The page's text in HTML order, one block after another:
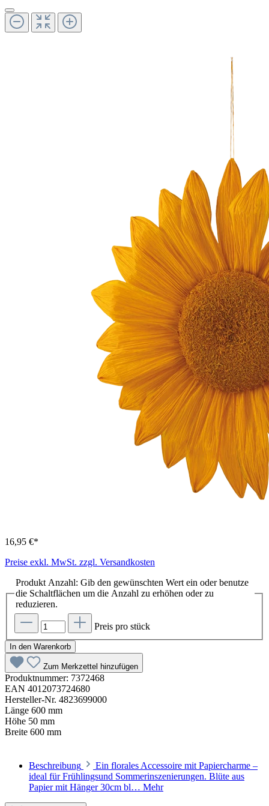
16,95 €*
Preise exkl. MwSt. zzgl. Versandkosten
Produkt Anzahl: Gib den gewünschten Wert ein oder benutze
die Schaltflächen um die Anzahl zu erhöhen oder zu
reduzieren.
Preis pro stück
In den Warenkorb
Zum Merkzettel hinzufügen
Produktnummer: 7372468
EAN 4012073724680
Hersteller-Nr. 4823699000
Länge 600 mm
Höhe 50 mm
Breite 600 mm
Beschreibung
Ein florales Accessoire mit Papiercharme –
ideal für Frühlingsund Sommerinszenierungen. Blüte aus
Papier mit Hänger 30cm bl… Mehr